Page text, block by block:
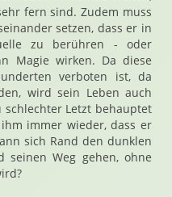
fern sind. Zudem muss
setzen, dass er in
zu berühren - oder
Magie wirken. Da diese
verboten ist, da
wird sein Leben auch
Letzt behauptet
immer wieder, dass er
sich Rand den dunklen
seinen Weg gehen, ohne